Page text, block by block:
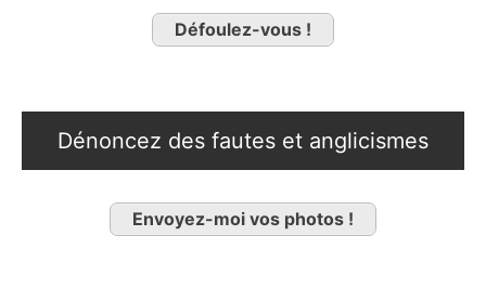
Défoulez-vous !
Dénoncez des fautes et anglicismes
Envoyez-moi vos photos !